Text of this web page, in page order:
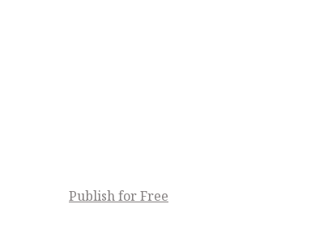
Publish for Free